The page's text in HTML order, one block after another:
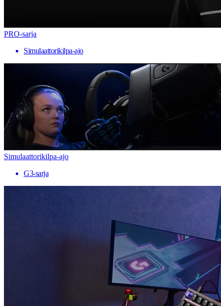
PRO-sarja
Simulaattorikilpa-ajo
Simulaattorikilpa-ajo
G3-sarja